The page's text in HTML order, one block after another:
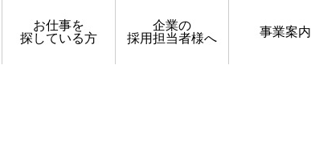
お仕事を
探している方
企業の
採用担当者様へ
事業案内